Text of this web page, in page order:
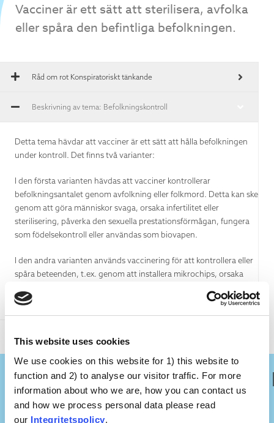
This website uses cookies
We use cookies on this website for 1) this website to
function and 2) to analyse our visitor traffic. For more
information about who we are, how you can contact us
and how we process personal data please read
our Integritetspolicy.
Vacciner är ett sätt att sterilisera, avfolka
eller spåra den befintliga befolkningen.
Råd om rot Konspiratoriskt tänkande
Beskrivning av tema: Befolkningskontroll
Detta tema hävdar att vacciner är ett sätt att hålla befolkningen
under kontroll. Det finns två varianter:
I den första varianten hävdas att vacciner kontrollerar
befolkningsantalet genom avfolkning eller folkmord. Detta kan ske
genom att göra människor svaga, orsaka infertilitet eller
sterilisering, påverka den sexuella prestationsförmågan, fungera
som födelsekontroll eller användas som biovapen.
I den andra varianten används vaccinering för att kontrollera eller
spåra beteenden, t.ex. genom att installera mikrochips, orsaka
Gates ofta beskylls för att vara initiativtagaren).””
Ligger det någon sanning i det?